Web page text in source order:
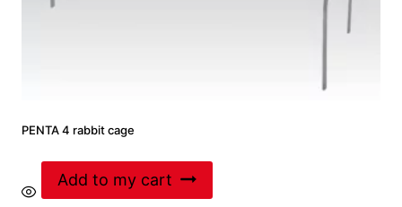
PENTA 4 rabbit cage
Add to my cart